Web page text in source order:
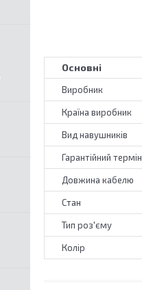
Основні
Виробник
Країна виробник
Вид навушників
Гарантійний термін
Довжина кабелю
Стан
Тип роз'єму
Колір